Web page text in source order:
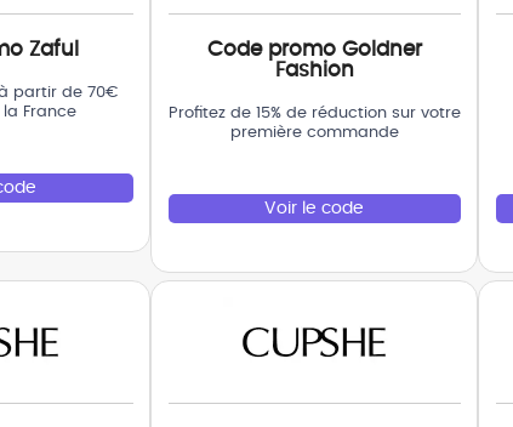
Zaful
partir de 70€
France
Code promo Goldner
Fashion
Profitez de 15% de réduction sur votre
première commande
Voir le code